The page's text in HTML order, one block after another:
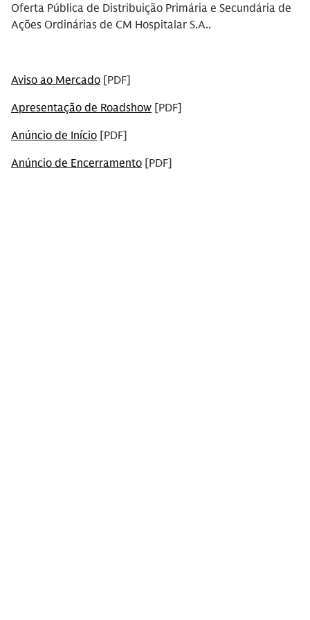
Oferta Pública de Distribuição Primária e Secundária de
Ações Ordinárias de CM Hospitalar S.A..
Aviso ao Mercado [PDF]
Apresentação de Roadshow [PDF]
Anúncio de Início [PDF]
Anúncio de Encerramento [PDF]